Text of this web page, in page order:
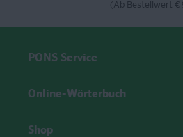
(Ab Bestellwert €
PONS Service
Online-Wörterbuch
Shop